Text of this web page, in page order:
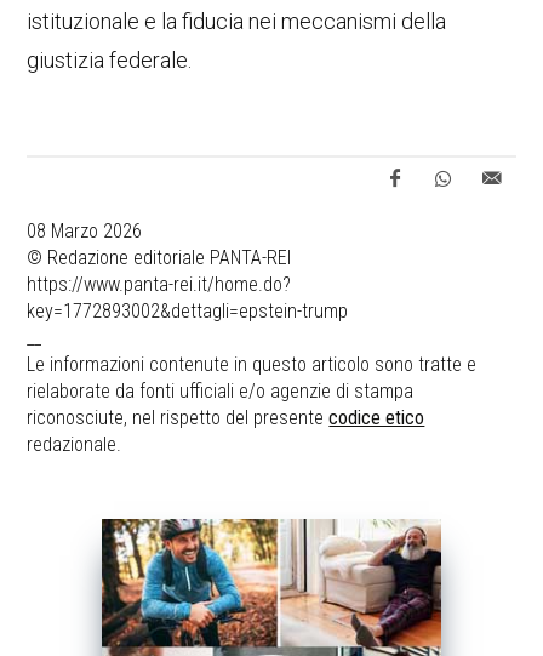
istituzionale e la fiducia nei meccanismi della
giustizia federale.
08 Marzo 2026
© Redazione editoriale PANTA-REI
https://www.panta-rei.it/home.do?
key=1772893002&dettagli=epstein-trump
Le informazioni contenute in questo articolo sono tratte e
rielaborate da fonti ufficiali e/o agenzie di stampa
riconosciute, nel rispetto del presentecodice etico
redazionale.